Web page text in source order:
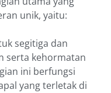
unik, yaitu:
segitiga dan
serta kehormatan
ini berfungsi
yang terletak di